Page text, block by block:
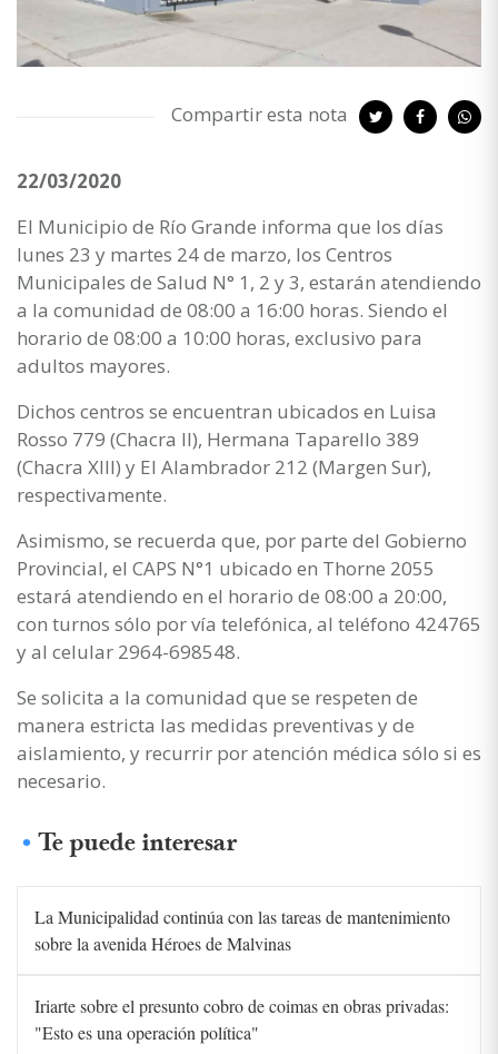
Compartir esta nota
22/03/2020
El Municipio de Río Grande informa que los días
lunes 23 y martes 24 de marzo, los Centros
Municipales de Salud N° 1, 2 y 3, estarán atendiendo
a la comunidad de 08:00 a 16:00 horas. Siendo el
horario de 08:00 a 10:00 horas, exclusivo para
adultos mayores.
Dichos centros se encuentran ubicados en Luisa
Rosso 779 (Chacra II), Hermana Taparello 389
(Chacra XIII) y El Alambrador 212 (Margen Sur),
respectivamente.
Asimismo, se recuerda que, por parte del Gobierno
Provincial, el CAPS N°1 ubicado en Thorne 2055
estará atendiendo en el horario de 08:00 a 20:00,
con turnos sólo por vía telefónica, al teléfono 424765
y al celular 2964-698548.
Se solicita a la comunidad que se respeten de
manera estricta las medidas preventivas y de
aislamiento, y recurrir por atención médica sólo si es
necesario.
Te puede interesar
La Municipalidad continúa con las tareas de mantenimiento
sobre la avenida Héroes de Malvinas
Iriarte sobre el presunto cobro de coimas en obras privadas:
"Esto es una operación política"